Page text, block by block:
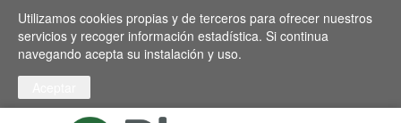
Pasar al contenido principal
Toggle high contrast
Utilizamos cookies propias y de terceros para ofrecer nuestros
servicios y recoger información estadística. Si continua
navegando acepta su instalación y uso.